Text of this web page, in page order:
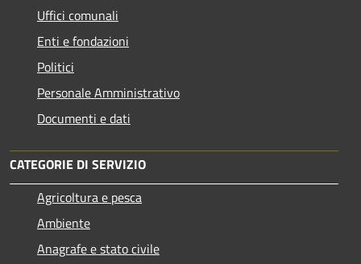
Uffici comunali
Enti e fondazioni
Politici
Personale Amministrativo
Documenti e dati
CATEGORIE DI SERVIZIO
Agricoltura e pesca
Ambiente
Anagrafe e stato civile